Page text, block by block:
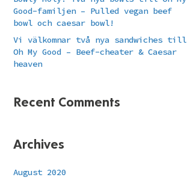
Good-familjen – Pulled vegan beef
bowl och caesar bowl!
Vi välkomnar två nya sandwiches till
Oh My Good – Beef-cheater & Caesar
heaven
Recent Comments
Archives
August 2020